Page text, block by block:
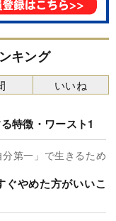
キング
特徴・ワースト1
第一」で生きるため
ぐやめた方がいいこ
いいね